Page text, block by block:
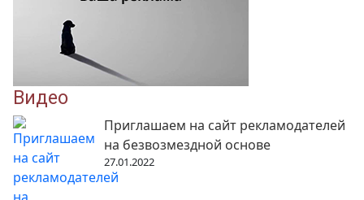
Видео
Приглашаем на сайт рекламодателей
на безвозмездной основе
27.01.2022